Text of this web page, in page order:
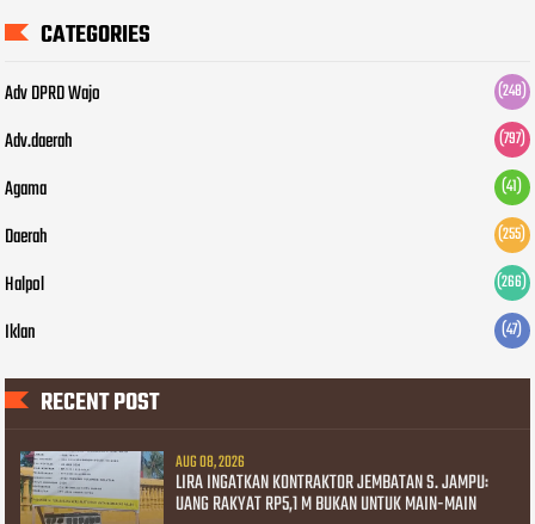
CATEGORIES
Adv DPRD Wajo (248)
Adv.daerah (797)
Agama (41)
Daerah (255)
Halpol (266)
Iklan (47)
RECENT POST
AUG 08, 2026
LIRA INGATKAN KONTRAKTOR JEMBATAN S. JAMPU:
UANG RAKYAT RP5,1 M BUKAN UNTUK MAIN-MAIN